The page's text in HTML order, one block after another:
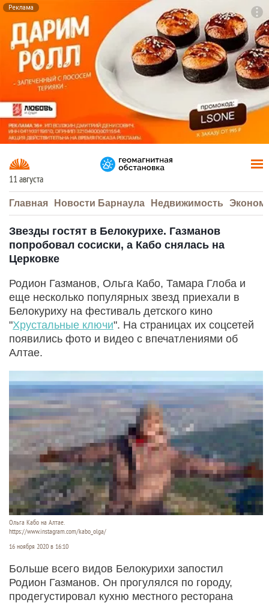
Реклама
11 августа
Главная Новости Барнаула Недвижимость
Звезды гостят в Белокурихе. Газманов
попробовал сосиски, а Кабо снялась на
Церковке
Родион Газманов, Ольга Кабо, Тамара Глоба и
еще несколько популярных звезд приехали в
Белокуриху на фестиваль детского кино
"Хрустальные ключи". На страницах их соцсетей
появились фото и видео с впечатлениями об
Алтае.
Ольга Кабо на Алтае.
https://www.instagram.com/kabo_olga/
16 ноября 2020 в 16:10
Больше всего видов Белокурихи запостил
Родион Газманов. Он прогулялся по городу,
продегустировал кухню местного ресторана